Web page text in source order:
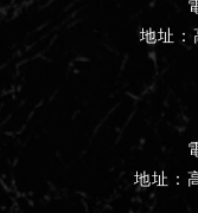
地址：
地址：